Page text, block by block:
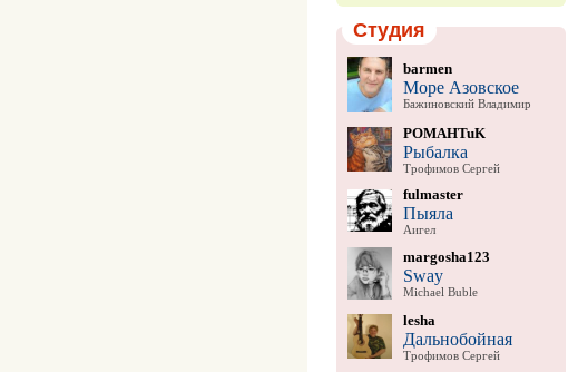
Студия
barmen
Море Азовское
Бажиновский Владимир
POMAHTuK
Рыбалка
Трофимов Сергей
fulmaster
Пыяла
Аигел
margosha123
Sway
Michael Buble
lesha
Дальнобойная
Трофимов Сергей